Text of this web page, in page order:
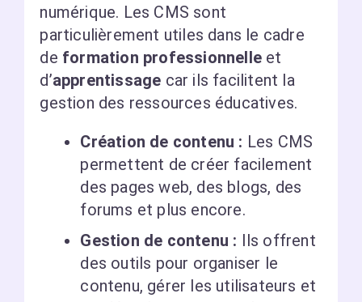
numérique. Les CMS sont
particulièrement utiles dans le cadre
de formation professionnelle et
d’apprentissage car ils facilitent la
gestion des ressources éducatives.
Création de contenu : Les CMS
permettent de créer facilement
des pages web, des blogs, des
forums et plus encore.
Gestion de contenu : Ils offrent
des outils pour organiser le
contenu, gérer les utilisateurs et